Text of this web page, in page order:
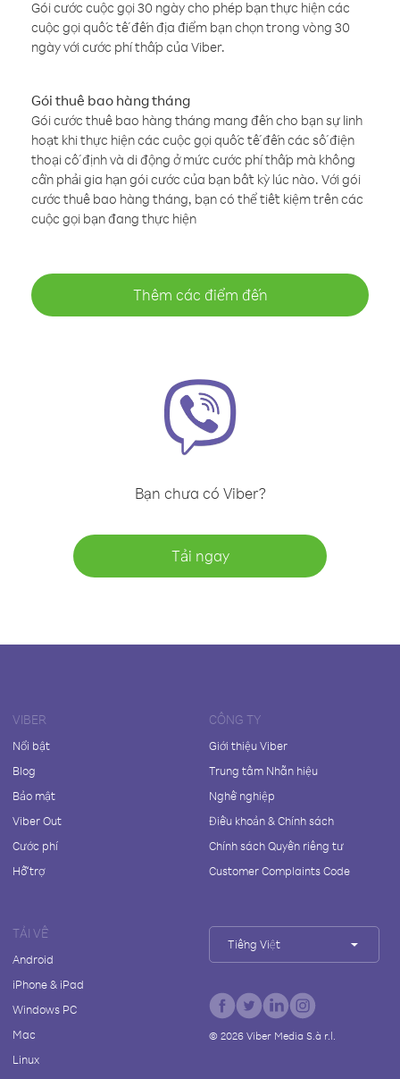
Gói cước cuộc gọi 30 ngày cho phép bạn thực hiện các
cuộc gọi quốc tế đến địa điểm bạn chọn trong vòng 30
ngày với cước phí thấp của Viber.
Gói thuê bao hàng tháng
Gói cước thuê bao hàng tháng mang đến cho bạn sự linh
hoạt khi thực hiện các cuộc gọi quốc tế đến các số điện
thoại cố định và di động ở mức cước phí thấp mà không
cần phải gia hạn gói cước của bạn bất kỳ lúc nào. Với gói
cước thuê bao hàng tháng, bạn có thể tiết kiệm trên các
cuộc gọi bạn đang thực hiện
Thêm các điểm đến
Bạn chưa có Viber?
Tải ngay
VIBER
Nổi bật
Blog
Bảo mật
Viber Out
Cước phí
Hỗ trợ
CÔNG TY
Giới thiệu Viber
Trung tâm Nhãn hiệu
Nghề nghiệp
Điều khoản & Chính sách
Chính sách Quyền riêng tư
Customer Complaints Code
TẢI VỀ
Android
iPhone & iPad
Windows PC
Mac
Linux
Tiếng Việt
© 2026Viber Media S.à r.l.